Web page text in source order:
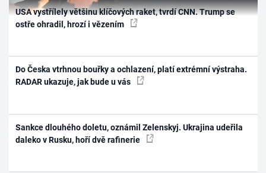
USA vystřílely většinu klíčových raket, tvrdí CNN. Trump se
ostře ohradil, hrozí i vězením
Do Česka vtrhnou bouřky a ochlazení, platí extrémní výstraha.
RADAR ukazuje, jak bude u vás
Sankce dlouhého doletu, oznámil Zelenskyj. Ukrajina udeřila
daleko v Rusku, hoří dvě rafinerie